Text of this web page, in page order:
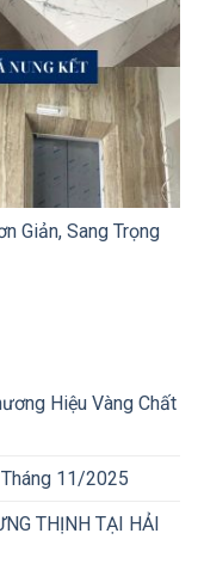
Giản, Sang Trọng
Hiệu Vàng Chất
11/2025
THỊNH TẠI HẢI